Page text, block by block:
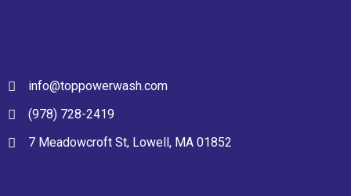
info@toppowerwash.com
(978) 728-2419
7 Meadowcroft St, Lowell, MA 01852